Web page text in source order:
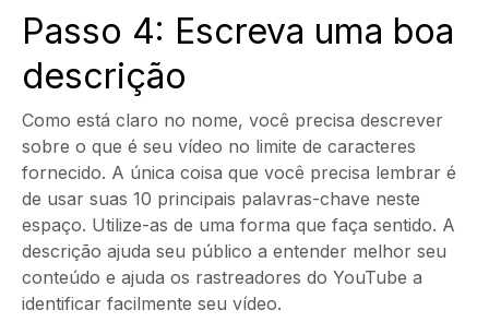
Passo 4: Escreva uma boa
descrição
Como está claro no nome, você precisa descrever
sobre o que é seu vídeo no limite de caracteres
fornecido. A única coisa que você precisa lembrar é
de usar suas 10 principais palavras-chave neste
espaço. Utilize-as de uma forma que faça sentido. A
descrição ajuda seu público a entender melhor seu
conteúdo e ajuda os rastreadores do YouTube a
identificar facilmente seu vídeo.